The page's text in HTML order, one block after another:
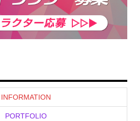
INFORMATION
PORTFOLIO